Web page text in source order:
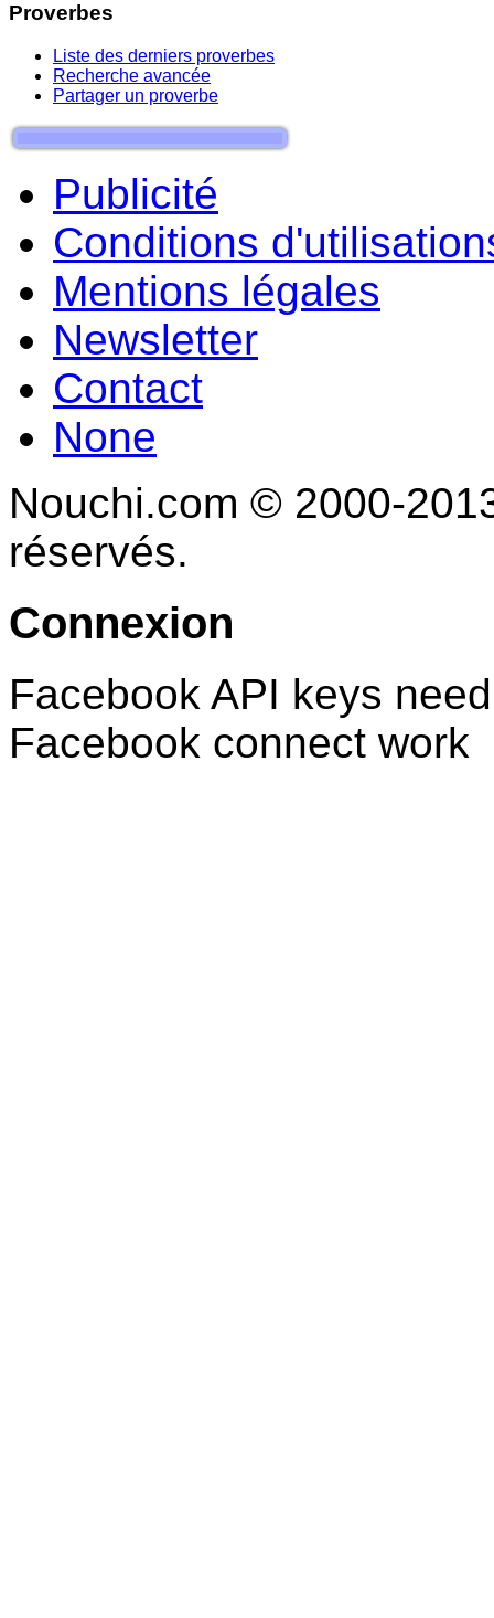
Proverbes
Liste des derniers proverbes
Recherche avancée
Partager un proverbe
Publicité
Conditions
Mentions légales
Newsletter
Contact
None
Nouchi.com © 2000-
réservés.
Connexion
Facebook API keys
Facebook connect work